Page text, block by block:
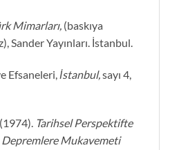
Mimarları, (baskıya
Sander Yayınları. İstanbul.
Efsaneleri, İstanbul, sayı 4,
Tarihsel Perspektifte
Depremlere Mukavemeti